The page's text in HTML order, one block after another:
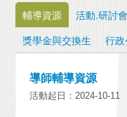
輔導資源 活動.研討會
獎學金與交換生
行
導師輔導資源
活動起日：2024-10-11